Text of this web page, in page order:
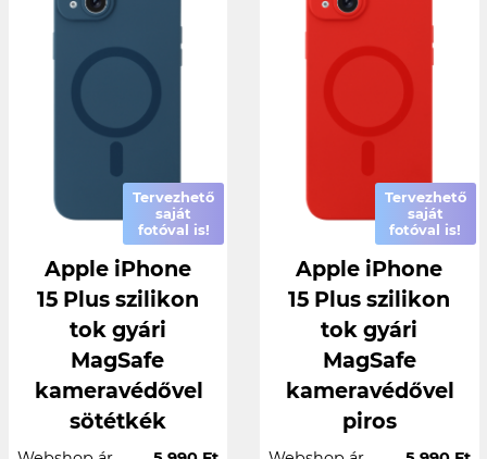
Tervezhető
saját
fotóval is!
Apple iPhone
15 Plus szilikon
tok gyári
MagSafe
kameravédővel
sötétkék
Tervezhető
saját
fotóval is!
Apple iPhone
15 Plus szilikon
tok gyári
MagSafe
kameravédővel
piros